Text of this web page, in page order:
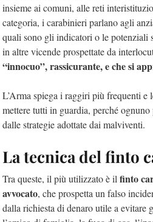
insieme ai comuni, alle reti
categoria, i carabinieri parlano agli
quali sono gli indicatori o le potenziali
in altre vicende prospettate da
“innocuo”, rassicurante, e che si
L’Arma spiega i raggiri più frequenti e
mettere tutti in guardia, perché
dalle strategie adottate dai malviventi.
La tecnica del finto
Tra queste, il più utilizzato è il finto
avvocato, che prospetta un falso
dalla richiesta di denaro utile a evitare